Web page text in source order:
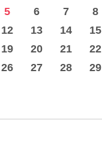
5 6 7 8
12 13 14 15
19 20 21 22
26 27 28 29